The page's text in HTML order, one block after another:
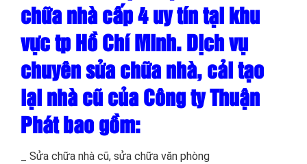
chữa nhà cấp 4 uy tín tại khu
vực tp Hồ Chí Minh. Dịch vụ
chuyên sửa chữa nhà, cải tạo
lại nhà cũ của Công tyThuận
Phát bao gồm:
_ Sửa chữa nhà cũ, sửa chữa văn phòng